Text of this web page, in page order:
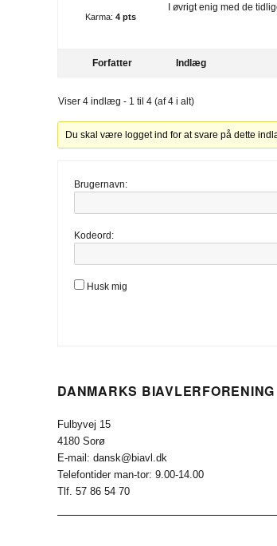
Karma: 4 pts
I øvrigt enig med de
Forfatter Indlæg
Viser 4 indlæg - 1 til 4 (af 4 i alt)
Du skal være logget ind for at svare på dette
Brugernavn:
Kodeord:
Husk mig
DANMARKS BIAVLERFORENING
Fulbyvej 15
4180 Sorø
E-mail: dansk@biavl.dk
Telefontider man-tor: 9.00-14.00
Tlf. 57 86 54 70